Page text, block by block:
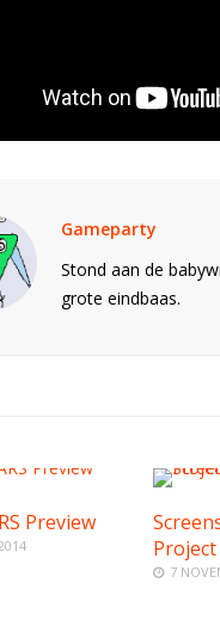
Gameparty
Stond aan de
grote eindbaas.
Preview
Project
7